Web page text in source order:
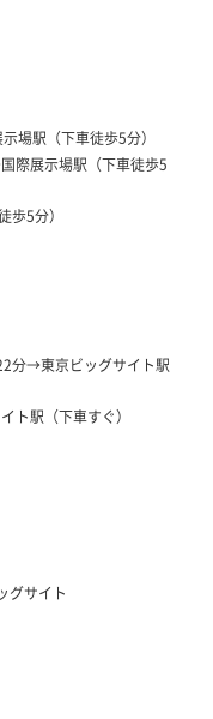
場駅（下車徒歩5分）
際展示場駅（下車徒歩5
5分）
分→東京ビッグサイト駅
駅（下車すぐ）
グサイト